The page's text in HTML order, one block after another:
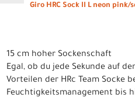
Giro HRC Sock II L neon
15 cm hoher Sockenschaft
Egal, ob du jede Sekunde auf
Vorteilen der HRc Team Socke
Feuchtigkeitsmanagement bis